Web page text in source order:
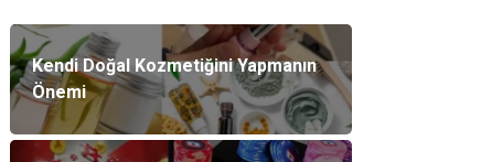
Kendi Doğal Kozmetiğini Yapmanın
Önemi